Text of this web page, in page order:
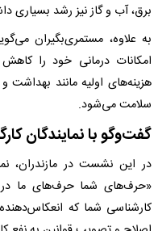
برق، آب و گاز نیز رشد بسیاری
به علاوه، مستمری‌بگیران
امکانات درمانی خود را
هزینه‌های اولیه مانند
سلامت می‌شود.
گفت‌وگو با نمایندگان
در این نشست در مازندران،
«حرف‌های شما حرف‌های ما
کارشناسی شما که